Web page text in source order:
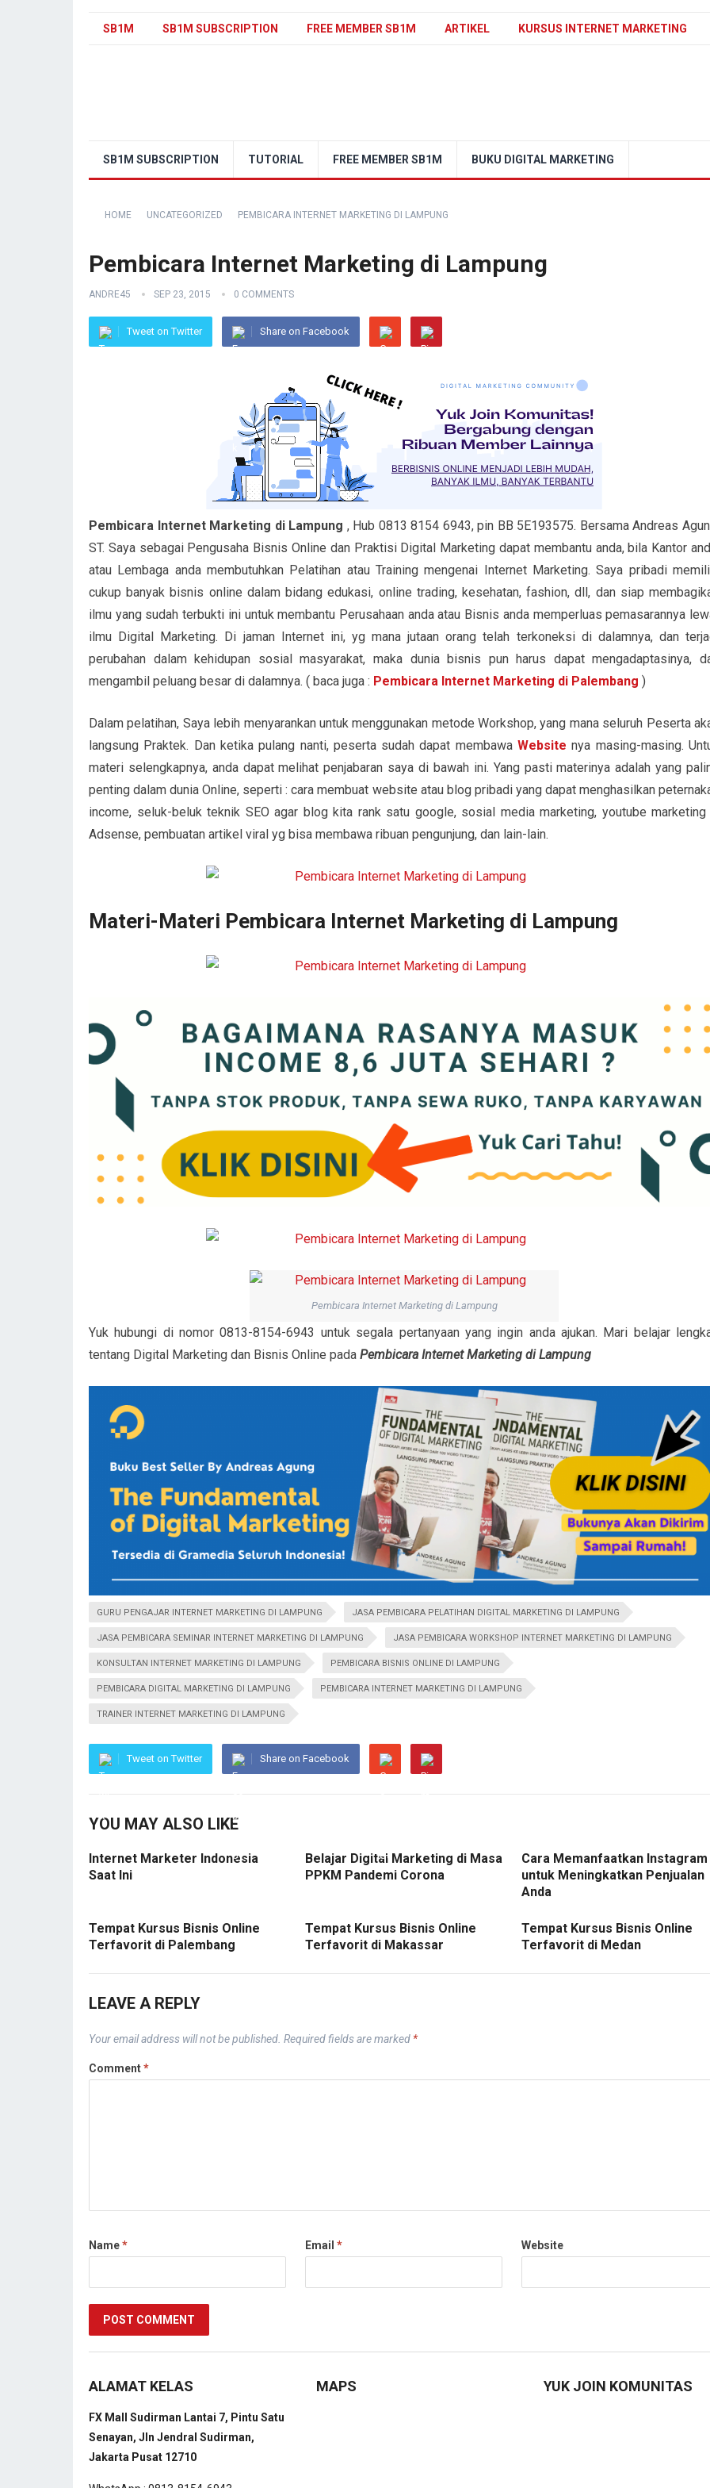
SB1M SB1M SUBSCRIPTION FREE MEMBER SB1M ARTIKEL KURSUS INTERNET MARKETING
SB1M SUBSCRIPTION TUTORIAL FREE MEMBER SB1M BUKU DIGITAL MARKETING
HOME UNCATEGORIZED PEMBICARA INTERNET MARKETING DI LAMPUNG
Pembicara Internet Marketing di Lampung
ANDRE45 SEP 23, 2015 0 COMMENTS
Tweet on Twitter Share on Facebook
Pembicara Internet Marketing di Lampung , Hub 0813 8154 6943, pin BB 5E193575. Bersama Andreas
ST. Saya sebagai Pengusaha Bisnis Online dan Praktisi Digital Marketing dapat membantu anda, bila Kantor
atau Lembaga anda membutuhkan Pelatihan atau Training mengenai Internet Marketing. Saya pribadi
cukup banyak bisnis online dalam bidang edukasi, online trading, kesehatan, fashion, dll, dan siap
ilmu yang sudah terbukti ini untuk membantu Perusahaan anda atau Bisnis anda memperluas pemasarannya
ilmu Digital Marketing. Di jaman Internet ini, yg mana jutaan orang telah terkoneksi di dalamnya, dan
perubahan dalam kehidupan sosial masyarakat, maka dunia bisnis pun harus dapat mengadaptasinya,
mengambil peluang besar di dalamnya. ( baca juga : Pembicara Internet Marketing di Palembang )
Dalam pelatihan, Saya lebih menyarankan untuk menggunakan metode Workshop, yang mana seluruh Peserta
langsung Praktek. Dan ketika pulang nanti, peserta sudah dapat membawaWebsite nya masing-masing.
materi selengkapnya, anda dapat melihat penjabaran saya di bawah ini. Yang pasti materinya adalah yang
penting dalam dunia Online, seperti : cara membuat website atau blog pribadi yang dapat menghasilkan
income, seluk-beluk teknik SEO agar blog kita rank satu google, sosial media marketing, youtube marketing
Adsense, pembuatan artikel viral yg bisa membawa ribuan pengunjung, dan lain-lain.
Materi-Materi Pembicara Internet Marketing di Lampung
Pembicara Internet Marketing di Lampung
Yuk hubungi di nomor 0813-8154-6943 untuk segala pertanyaan yang ingin anda ajukan. Mari belajar
tentang Digital Marketing dan Bisnis Online pada Pembicara Internet Marketing di Lampung
GURU PENGAJAR INTERNET MARKETING DI LAMPUNG JASA PEMBICARA PELATIHAN DIGITAL MARKETING DI LAMPUNG
JASA PEMBICARA SEMINAR INTERNET MARKETING DI LAMPUNG JASA PEMBICARA WORKSHOP INTERNET MARKETING DI LAMPUNG
KONSULTAN INTERNET MARKETING DI LAMPUNG PEMBICARA BISNIS ONLINE DI LAMPUNG
PEMBICARA DIGITAL MARKETING DI LAMPUNG PEMBICARA INTERNET MARKETING DI LAMPUNG
TRAINER INTERNET MARKETING DI LAMPUNG
Tweet on Twitter Share on Facebook
YOU MAY ALSO LIKE
Internet Marketer Indonesia
Saat Ini
Belajar Digital Marketing di Masa
PPKM Pandemi Corona
Cara Memanfaatkan Instagram
untuk Meningkatkan Penjualan
Anda
Tempat Kursus Bisnis Online
Terfavorit di Palembang
Tempat Kursus Bisnis Online
Terfavorit di Makassar
Tempat Kursus Bisnis Online
Terfavorit di Medan
LEAVE A REPLY
Your email address will not be published. Required fields are marked *
Comment*
Name* Email * Website
ALAMAT KELAS
FX Mall Sudirman Lantai 7, Pintu Satu
Senayan, Jln Jendral Sudirman,
Jakarta Pusat 12710
MAPS YUK JOIN KOMUNITAS